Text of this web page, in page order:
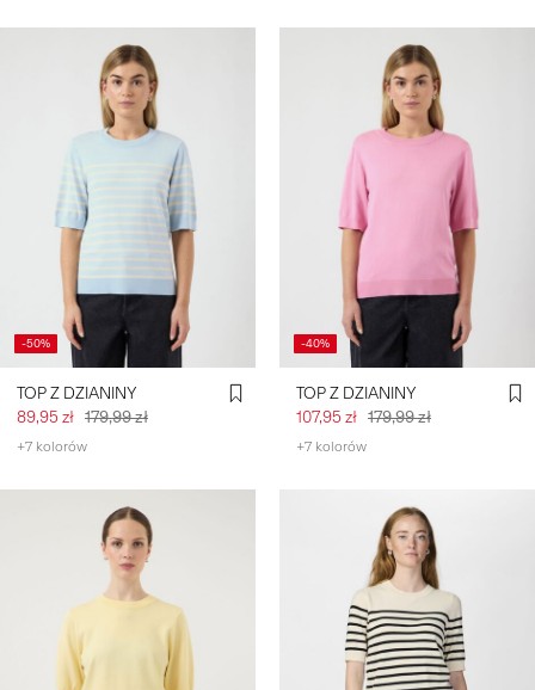
-50%
TOP Z DZIANINY
89,95 zł 179,99 zł
+7 kolorów
-40%
TOP Z DZIANINY
107,95 zł 179,99 zł
+7 kolorów